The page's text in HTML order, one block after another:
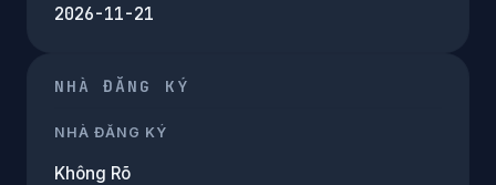
2026-11-21
NHÀ ĐĂNG KÝ
NHÀ ĐĂNG KÝ
Không Rõ